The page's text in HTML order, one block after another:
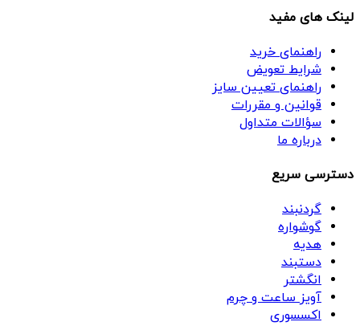
لینک های مفید
راهنمای خرید
شرایط تعویض
راهنمای تعیین سایز
قوانین و مقررات
سؤالات متداول
درباره ما
دسترسی سریع
گردنبند
گوشواره
هدیه
دستبند
انگشتر
آویز ساعت و چرم
اکسسوری